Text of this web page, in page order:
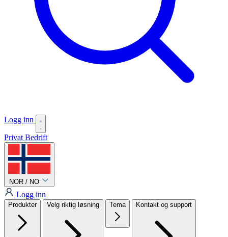
Logg inn
Privat Bedrift
NOR / NO
Logg inn
Produkter Velg riktig løsning Tema Kontakt og support